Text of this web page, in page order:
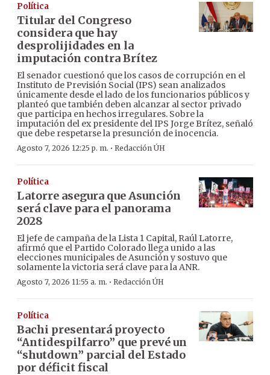
Política
Titular del Congreso
considera que hay
desprolijidades en la
imputación contra Brítez
El senador cuestionó que los casos de corrupción en el
Instituto de Previsión Social (IPS) sean analizados
únicamente desde el lado de los funcionarios públicos y
planteó que también deben alcanzar al sector privado
que participa en hechos irregulares. Sobre la
imputación del ex presidente del IPS Jorge Brítez, señaló
que debe respetarse la presunción de inocencia.
Agosto 7, 2026 12:25 p. m. · Redacción ÚH
Política
Latorre asegura que Asunción
será clave para el panorama
2028
El jefe de campaña de la Lista 1 Capital, Raúl Latorre,
afirmó que el Partido Colorado llega unido a las
elecciones municipales de Asunción y sostuvo que
solamente la victoria será clave para la ANR.
Agosto 7, 2026 11:55 a. m. · Redacción ÚH
Política
Bachi presentará proyecto
“Antidespilfarro” que prevé un
“shutdown” parcial del Estado
por déficit fiscal